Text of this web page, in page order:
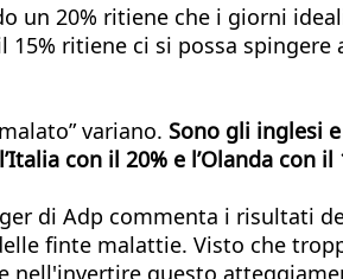
un 20% ritiene che i giorni
ritiene ci si possa
variano. Sono gli inglesi
con il 20% e l’Olanda con il
di Adp commenta i risultati
finte malattie. Visto che
nell'invertire questo